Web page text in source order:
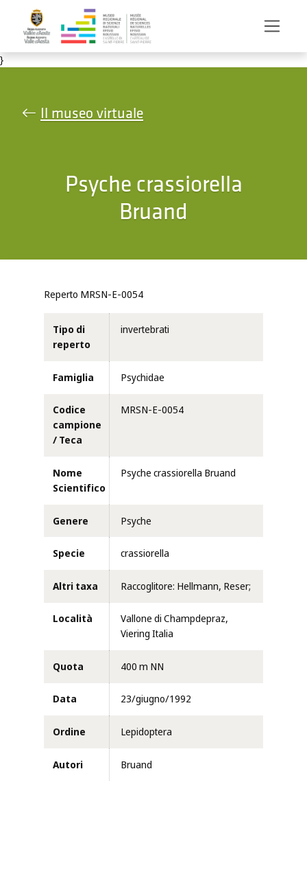
Salta al contenuto principale
}
Il museo virtuale
Psyche crassiorella
Bruand
Reperto MRSN-E-0054
Tipo di
reperto
invertebrati
Famiglia Psychidae
Codice
campione
/ Teca
MRSN-E-0054
Nome
Scientifico
Psyche crassiorella Bruand
Genere Psyche
Specie crassiorella
Altri taxa Raccoglitore: Hellmann, Reser;
Località
Vallone di Champdepraz,
Viering Italia
Quota 400 m NN
Data 23/giugno/1992
Ordine Lepidoptera
Autori Bruand